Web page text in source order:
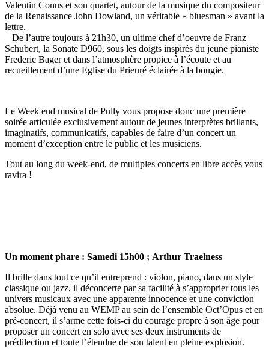
Valentin Conus et son quartet, autour de la musique du compositeur
de la Renaissance John Dowland, un véritable « bluesman » avant la
lettre.
– De l’autre toujours à 21h30, un ultime chef d’oeuvre de Franz
Schubert, la Sonate D960, sous les doigts inspirés du jeune pianiste
Frederic Bager et dans l’atmosphère propice à l’écoute et au
recueillement d’une Eglise du Prieuré éclairée à la bougie.
Le Week end musical de Pully vous propose donc une première
soirée articulée exclusivement autour de jeunes interprètes brillants,
imaginatifs, communicatifs, capables de faire d’un concert un
moment d’exception entre le public et les musiciens.
Tout au long du week-end, de multiples concerts en libre accès vous
ravira !
Un moment phare : Samedi 15h00 ; Arthur Traelness
Il brille dans tout ce qu’il entreprend : violon, piano, dans un style
classique ou jazz, il déconcerte par sa facilité à s’approprier tous les
univers musicaux avec une apparente innocence et une conviction
absolue. Déjà venu au WEMP au sein de l’ensemble Oct’Opus et en
pré-concert, il s’arme cette fois-ci du courage propre à son âge pour
proposer un concert en solo avec ses deux instruments de
prédilection et toute l’étendue de son talent en pleine explosion.